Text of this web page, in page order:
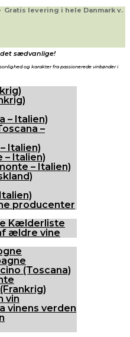
Gratis levering i hele Danmark v.
sædvanlige!
og karakter fra passionerede vinbønder i
– Italien)
–
Italien)
– Italien)
– Italien)
producenter
Kælderliste
ældre vine
(Toscana)
vin
vinens verden